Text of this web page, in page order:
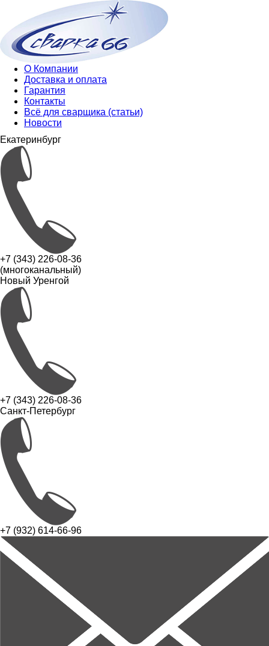
О Компании
Доставка и оплата
Гарантия
Контакты
Всё для сварщика (статьи)
Новости
Екатеринбург
+7 (343) 226-08-36
(многоканальный)
Новый Уренгой
+7 (343) 226-08-36
Санкт-Петербург
+7 (932) 614-66-96